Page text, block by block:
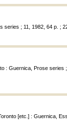
series ; 11, 1982, 64 p. ;
: Guernica, Prose series
Toronto [etc.] : Guernica,